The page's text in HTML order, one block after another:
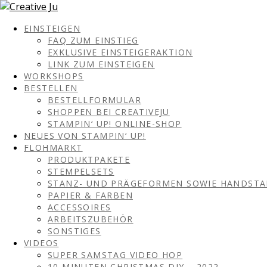
EINSTEIGEN
FAQ ZUM EINSTIEG
EXKLUSIVE EINSTEIGERAKTION
LINK ZUM EINSTEIGEN
WORKSHOPS
BESTELLEN
BESTELLFORMULAR
SHOPPEN BEI CREATIVEJU
STAMPIN‘ UP! ONLINE-SHOP
NEUES VON STAMPIN‘ UP!
FLOHMARKT
PRODUKTPAKETE
STEMPELSETS
STANZ- UND PRÄGEFORMEN SOWIE
PAPIER & FARBEN
ACCESSOIRES
ARBEITSZUBEHÖR
SONSTIGES
VIDEOS
SUPER SAMSTAG VIDEO HOP